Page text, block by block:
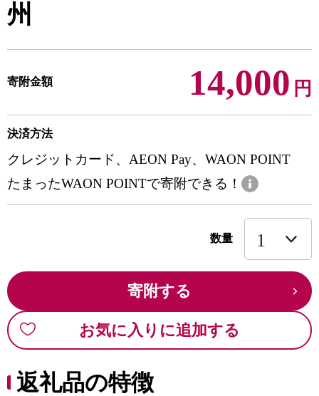
州
寄附金額 14,000 円
決済方法
クレジットカード、AEON Pay、WAON POINT
たまったWAON POINTで寄附できる！
数量
寄附する
お気に入りに追加する
返礼品の特徴